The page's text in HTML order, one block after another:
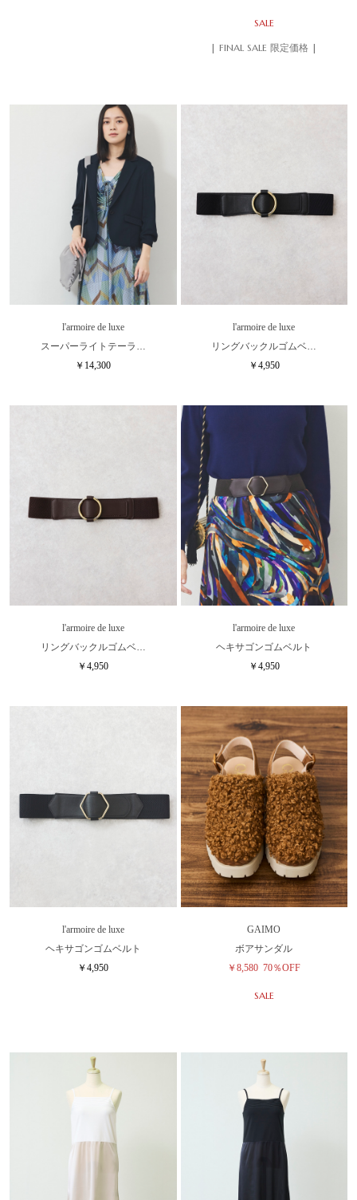
SALE
| FINAL SALE 限定価格 |
l'armoire de luxe
スーパーライトテーラ…
￥14,300
l'armoire de luxe
リングバックルゴムベ…
￥4,950
l'armoire de luxe
リングバックルゴムベ…
￥4,950
l'armoire de luxe
ヘキサゴンゴムベルト
￥4,950
l'armoire de luxe
ヘキサゴンゴムベルト
￥4,950
GAIMO
ボアサンダル
￥8,580 70％OFF
SALE